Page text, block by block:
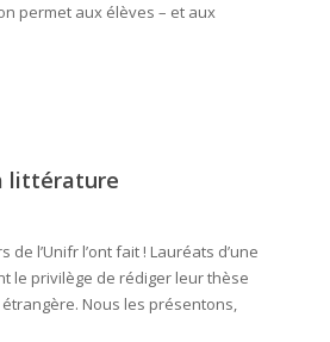
permet aux élèves – et aux
littérature
l’Unifr l’ont fait ! Lauréats d’une
le privilège de rédiger leur thèse
Nous les présentons,